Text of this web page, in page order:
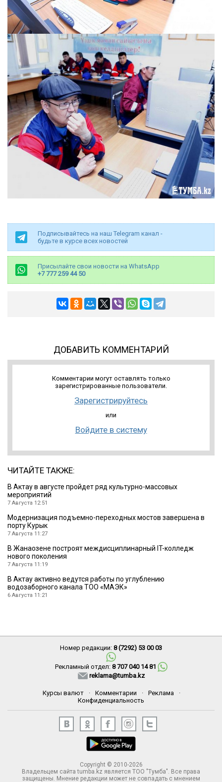
Подписывайтесь на наш Telegram канал -
будьте в курсе всех новостей
Присылайте свои новости на WhatsApp
+7 777 259 44 50
ДОБАВИТЬ КОММЕНТАРИЙ
Комментарии могут оставлять только
зарегистрированные пользователи.
Зарегистрируйтесь
или
Войдите в систему
ЧИТАЙТЕ ТАКЖЕ:
В Актау в августе пройдет ряд культурно-массовых
мероприятий
7 Августа 12:51
Модернизация подъемно-переходных мостов завершена в
порту Курык
7 Августа 11:27
В Жанаозене построят междисциплинарный IT-колледж
нового поколения
7 Августа 11:19
В Актау активно ведутся работы по углублению
водозаборного канала ТОО «МАЭК»
6 Августа 11:21
Номер редакции: 8 (7292) 53 00 03
Рекламный отдел: 8 707 040 14 81
reklama@tumba.kz
Курсы валют · Комментарии · Реклама
·
Конфиденциальность
Copyright © 2010-2026
Владельцем сайта tumba.kz является ТОО "Тумба". Все права
защищены. Мнение редакции может не совпадать с мнением